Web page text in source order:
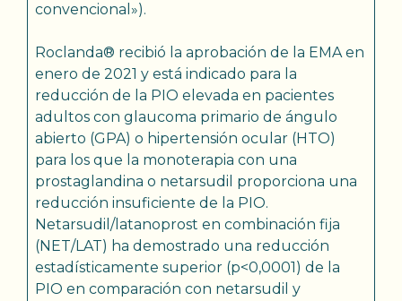
convencional»).
Roclanda® recibió la aprobación de la EMA en
enero de 2021 y está indicado para la
reducción de la PIO elevada en pacientes
adultos con glaucoma primario de ángulo
abierto (GPA) o hipertensión ocular (HTO)
para los que la monoterapia con una
prostaglandina o netarsudil proporciona una
reducción insuficiente de la PIO.
Netarsudil/latanoprost en combinación fija
(NET/LAT) ha demostrado una reducción
estadísticamente superior (p<0,0001) de la
PIO en comparación con netarsudil y